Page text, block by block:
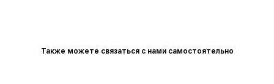
Также можете связаться с нами самостоятельно